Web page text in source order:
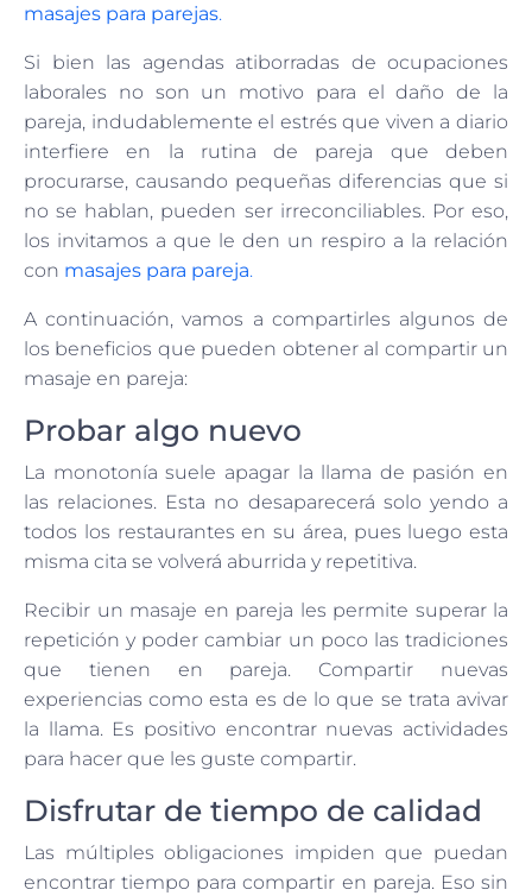
masajes para parejas.
Si bien las agendas atiborradas de ocupaciones
laborales no son un motivo para el daño de la
pareja, indudablemente el estrés que viven a diario
interfiere en la rutina de pareja que deben
procurarse, causando pequeñas diferencias que si
no se hablan, pueden ser irreconciliables. Por eso,
los invitamos a que le den un respiro a la relación
con masajes para pareja.
A continuación, vamos a compartirles algunos de
los beneficios que pueden obtener al compartir un
masaje en pareja:
Probar algo nuevo
La monotonía suele apagar la llama de pasión en
las relaciones. Esta no desaparecerá solo yendo a
todos los restaurantes en su área, pues luego esta
misma cita se volverá aburrida y repetitiva.
Recibir un masaje en pareja les permite superar la
repetición y poder cambiar un poco las tradiciones
que tienen en pareja. Compartir nuevas
experiencias como esta es de lo que se trata avivar
la llama. Es positivo encontrar nuevas actividades
para hacer que les guste compartir.
Disfrutar de tiempo de calidad
Las múltiples obligaciones impiden que puedan
encontrar tiempo para compartir en pareja. Eso sin